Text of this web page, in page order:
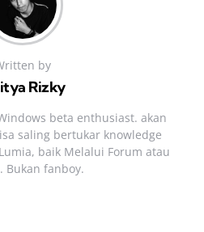
by
Rizky
beta enthusiast. akan
saling bertukar knowledge
baik Melalui Forum atau
Bukan fanboy.